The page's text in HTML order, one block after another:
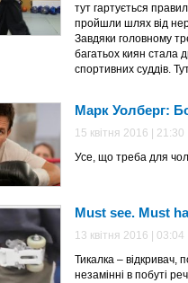
тут гартується
пройшли шлях від
Завдяки головному
багатьох киян стала
спортивних суддів.
Марк Уолберг:
15 квітня 2016 | 21:30
Усе, що треба для
Must see. Must
13 квітня 2016 | 03:04
Тикалка – відкривач,
незамінні в побуті